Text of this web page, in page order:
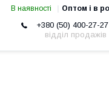
В наявності Оптом і в
+380 (50) 400-27-27
відділ продажів